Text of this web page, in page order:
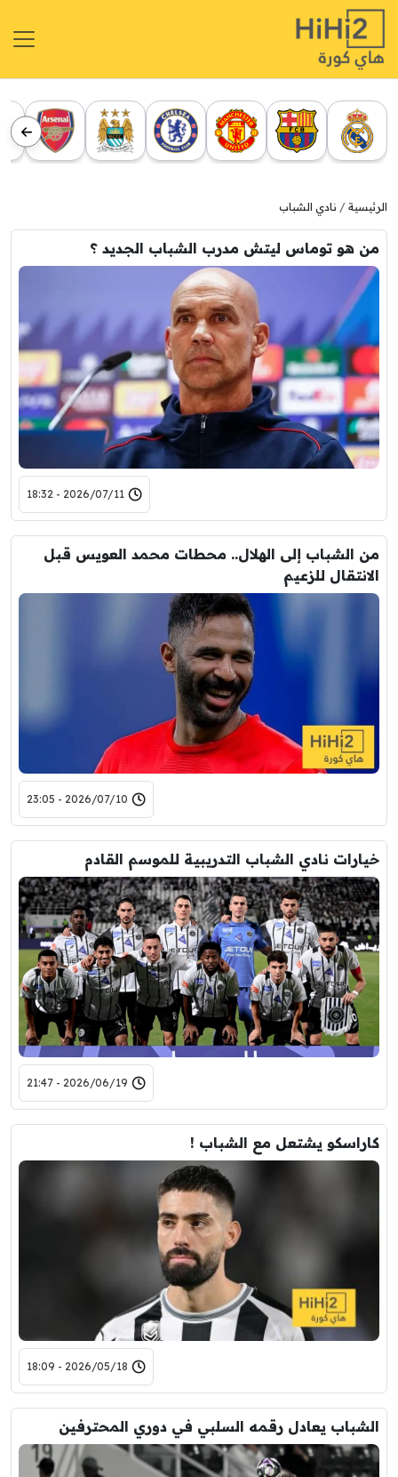
الرئيسية نادي الشباب
من هو توماس ليتش مدرب الشباب الجديد ؟
2026/07/11 - 18:32
من الشباب إلى الهلال.. محطات محمد العويس قبل
الانتقال للزعيم
2026/07/10 - 23:05
خيارات نادي الشباب التدريبية للموسم القادم
2026/06/19 - 21:47
كاراسكو يشتعل مع الشباب !
2026/05/18 - 18:09
الشباب يعادل رقمه السلبي في دوري المحترفين